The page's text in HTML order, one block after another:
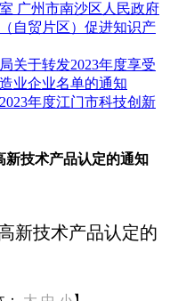
广州市南沙区人民政府
自贸片区）促进知识产
关于转发2023年度享受
业企业名单的通知
年度江门市科技创新
新技术产品认定的通知
新技术产品认定的